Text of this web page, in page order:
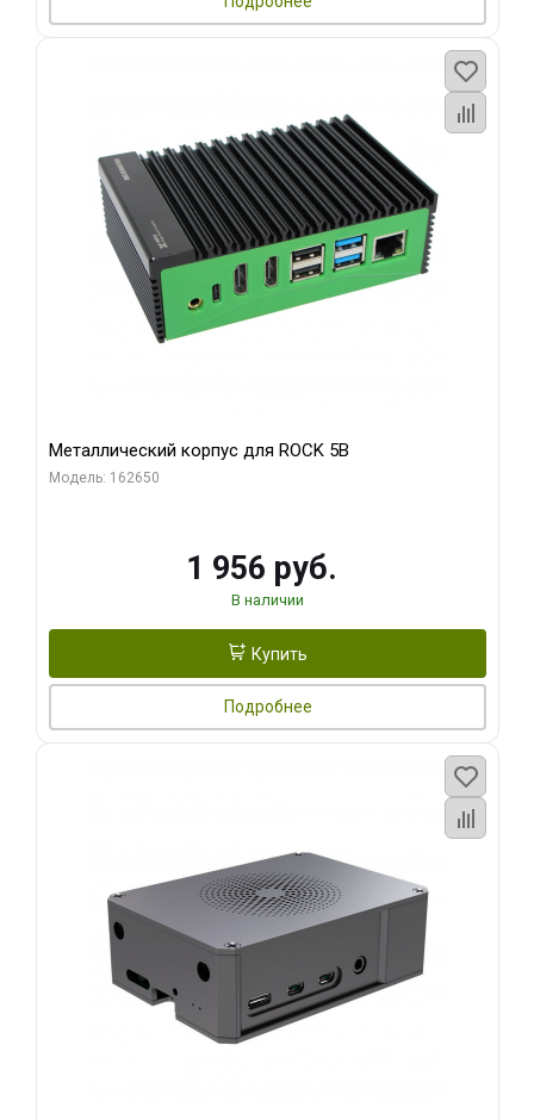
Металлический корпус для ROCK 5B
Модель: 162650
1 956 руб.
В наличии
Купить
Подробнее